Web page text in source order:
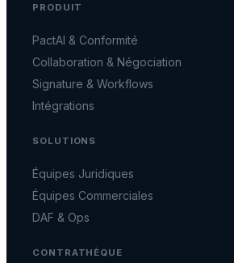
PRODUIT
PactAI & Conformité
Collaboration & Négociation
Signature & Workflows
Intégrations
SOLUTIONS
Équipes Juridiques
Équipes Commerciales
DAF & Ops
CONTRATHÈQUE